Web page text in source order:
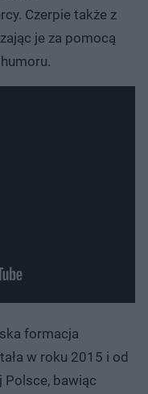
Czerpie także z
je za pomocą
formacja
w roku 2015 i od
Polsce, bawiąc